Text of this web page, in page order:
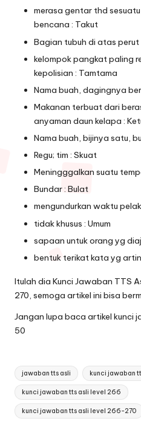
merasa gentar thd
bencana : Takut
Bagian tubuh di atas perut
kelompok pangkat paling
kepolisian : Tamtama
Nama buah, dagingnya
Makanan terbuat dari
anyaman daun kelapa :
Nama buah, bijinya satu,
Regu; tim : Skuat
Meningggalkan suatu
Bundar : Bulat
mengundurkan waktu
tidak khusus : Umum
sapaan untuk orang yg
bentuk terikat kata yg
Itulah dia Kunci Jawaban TTS
270, semoga artikel ini bisa
Jangan lupa baca artikel kunci
50
Tags:
jawaban tts asli kunci jawaban
kunci jawaban tts asli level 266
kunci jawaban tts asli level 266-270